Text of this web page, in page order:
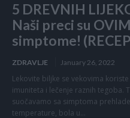
5 DREVNIH
Naši preci su
simptome!
ZDRAVLJE January 26, 2022
Lekovite biljke se vekovima
imuniteta i lečenje raznih tegoba.
suočavamo sa simptoma
temperature, bola u...